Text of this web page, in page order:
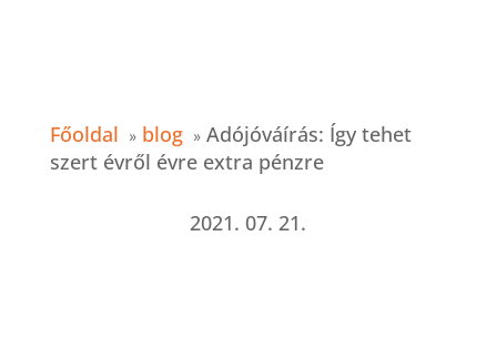
Főoldal blog
Adójóváírás: Így tehet
szert évről évre extra pénzre
2021. 07. 21.